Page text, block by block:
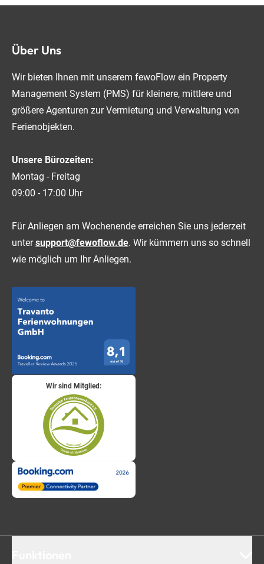
Über Uns
Wir bieten Ihnen mit unserem fewoFlow ein Property
Management System (PMS) für kleinere, mittlere und
größere Agenturen zur Vermietung und Verwaltung von
Ferienobjekten.
Unsere Bürozeiten:
Montag - Freitag
09:00 - 17:00 Uhr
Für Anliegen am Wochenende erreichen Sie uns jederzeit
untersupport@fewoflow.de. Wir kümmern uns so schnell
wie möglich um Ihr Anliegen.
Wir sind Mitglied: